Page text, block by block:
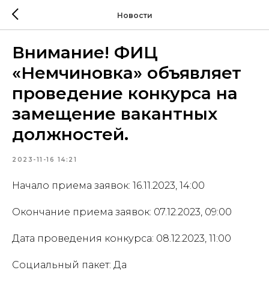
Новости
Внимание! ФИЦ
«Немчиновка» объявляет
проведение конкурса на
замещение вакантных
должностей.
2023-11-16 14:21
Начало приема заявок: 16.11.2023, 14:00
Окончание приема заявок: 07.12.2023, 09:00
Дата проведения конкурса: 08.12.2023, 11:00
Социальный пакет: Да